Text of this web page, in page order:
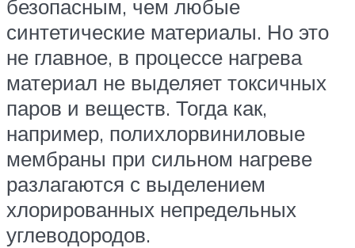
безопасным, чем любые
синтетические материалы. Но это
не главное, в процессе нагрева
материал не выделяет токсичных
паров и веществ. Тогда как,
например, полихлорвиниловые
мембраны при сильном нагреве
разлагаются с выделением
хлорированных непредельных
углеводородов.